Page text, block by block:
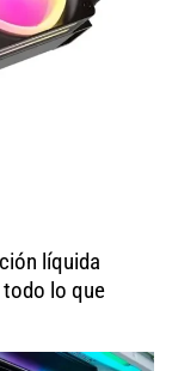
líquida
lo que